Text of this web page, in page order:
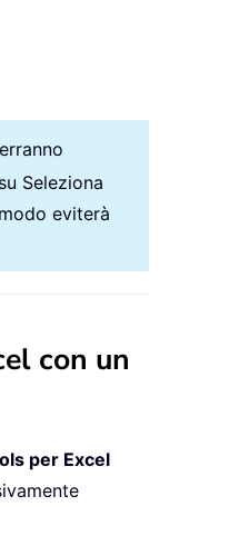
Seleziona
eviterà
con un
per Excel